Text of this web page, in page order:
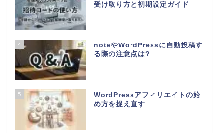
受け取り方と初期設定ガイド
4
noteやWordPressに自動投稿す
る際の注意点は?
5
WordPressアフィリエイトの始
め方を捉え直す